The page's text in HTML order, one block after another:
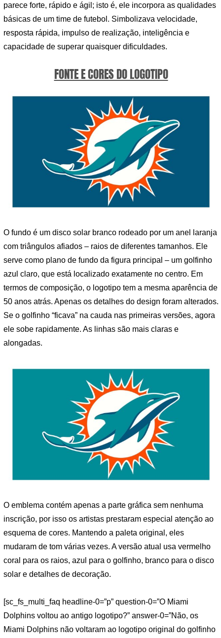
parece forte, rápido e ágil; isto é, ele incorpora as qualidades
básicas de um time de futebol. Simbolizava velocidade,
resposta rápida, impulso de realização, inteligência e
capacidade de superar quaisquer dificuldades.
FONTE E CORES DO LOGOTIPO
O fundo é um disco solar branco rodeado por um anel laranja
com triângulos afiados – raios de diferentes tamanhos. Ele
serve como plano de fundo da figura principal – um golfinho
azul claro, que está localizado exatamente no centro. Em
termos de composição, o logotipo tem a mesma aparência de
50 anos atrás. Apenas os detalhes do design foram alterados.
Se o golfinho “ficava” na cauda nas primeiras versões, agora
ele sobe rapidamente. As linhas são mais claras e
alongadas.
O emblema contém apenas a parte gráfica sem nenhuma
inscrição, por isso os artistas prestaram especial atenção ao
esquema de cores. Mantendo a paleta original, eles
mudaram de tom várias vezes. A versão atual usa vermelho
coral para os raios, azul para o golfinho, branco para o disco
solar e detalhes de decoração.
[sc_fs_multi_faq headline-0=”p” question-0=”O Miami
Dolphins voltou ao antigo logotipo?” answer-0=”Não, os
Miami Dolphins não voltaram ao logotipo original do golfinho